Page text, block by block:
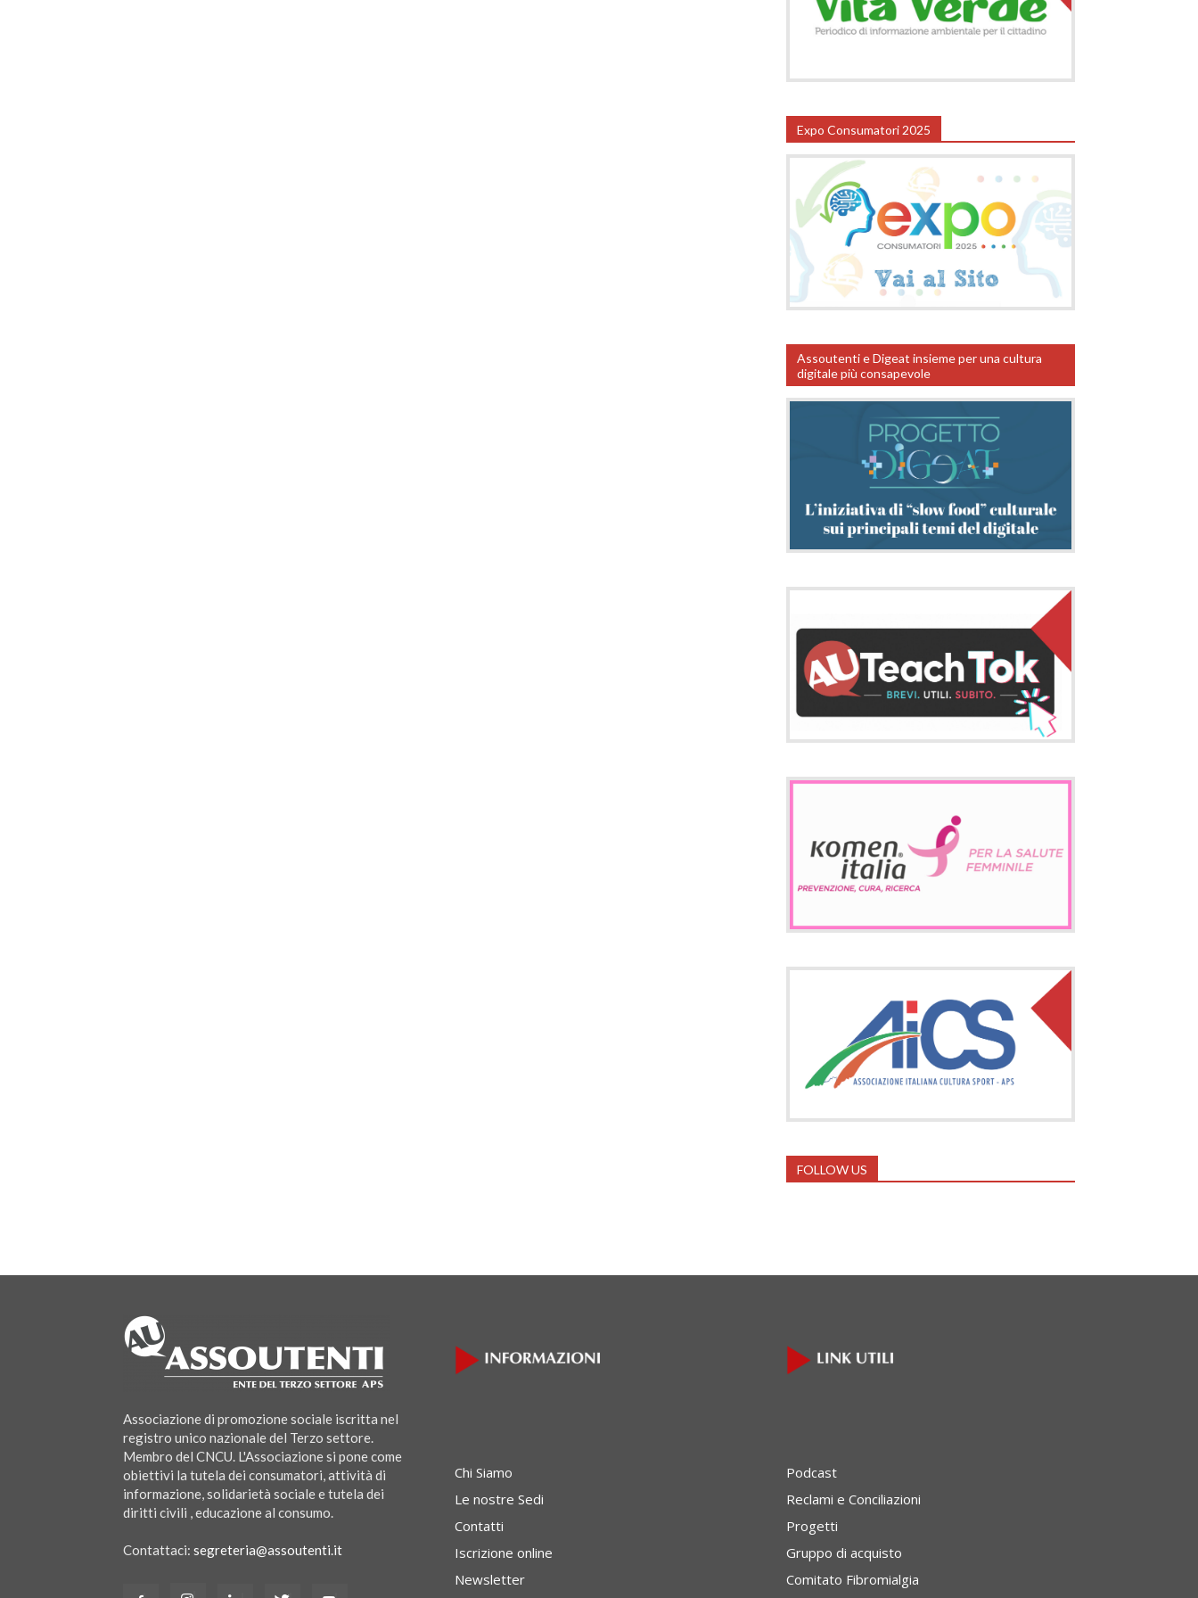
Expo Consumatori 2025
Assoutenti e Digeat insieme per una cultura
digitale più consapevole
FOLLOW US
Associazione di promozione sociale iscritta nel
registro unico nazionale del Terzo settore.
Membro del CNCU. L'Associazione si pone come
obiettivi la tutela dei consumatori, attività di
informazione, solidarietà sociale e tutela dei
diritti civili , educazione al consumo.
Contattaci: segreteria@assoutenti.it
Chi Siamo
Le nostre Sedi
Contatti
Iscrizione online
Newsletter
Podcast
Reclami e Conciliazioni
Progetti
Gruppo di acquisto
Comitato Fibromialgia